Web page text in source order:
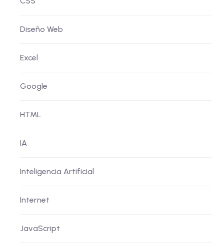
Diseño Web
Excel
Google
HTML
IA
Inteligencia Artificial
Internet
JavaScript